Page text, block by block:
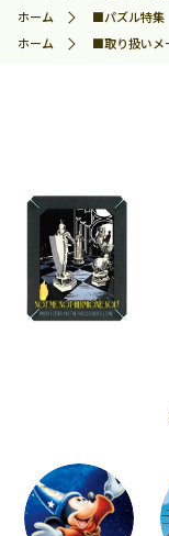
ホーム
■パズル特集
ホーム
■取り扱いメ